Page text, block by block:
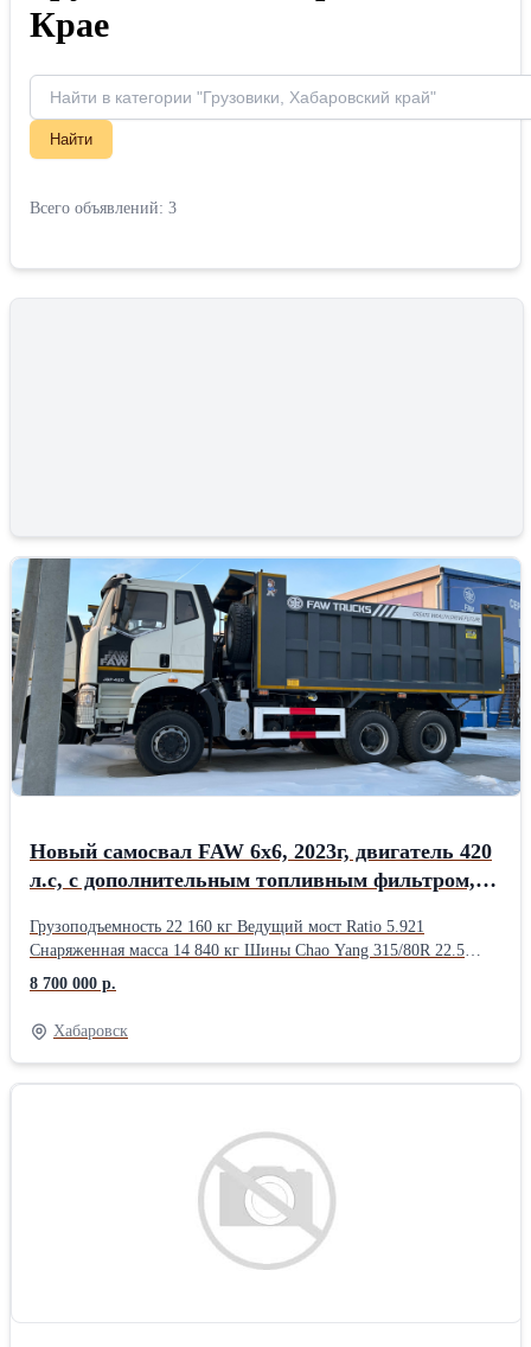
Крае
Найти
Всего объявлений: 3
Новый самосвал FAW 6x6, 2023г, двигатель 420
л.с, с дополнительным топливным фильтром,
420л.с, V кузова – 20 м.куб.
Грузоподъемность 22 160 кг Ведущий мост Ratio 5.921
Снаряженная масса 14 840 кг Шины Chao Yang 315/80R 22.5
Полная масса 37 000 кг Автоматический регулятор тормозов
WABCO ABS Нагрузка на переднюю ось (в загруженном
состоянии) 7 950 кг Антиблокировочная тормозная система
WABCO Нагрузка на заднюю тележку (в загруженном
состоянии) 29 050 кг Узел воздухоосушителя и клапаны WABCO
300 x 1 600 мм Пневматическое сиденье водителя да Колесная
база 3675+1350 мм Двухступенчатая подножка да Колея
передних колес 2024 мм Гидравлический подъемник кабины да
Колея задних колес 1878 мм Кондиционер да Максимальная
скорость 80 (км/ч) Автомагнитола да Мин. Диаметр разворота 18
м. Топливный бак 400 л. Двигатель FAW, CA6DM2-42E51
8 700 000 р.
Хабаровск